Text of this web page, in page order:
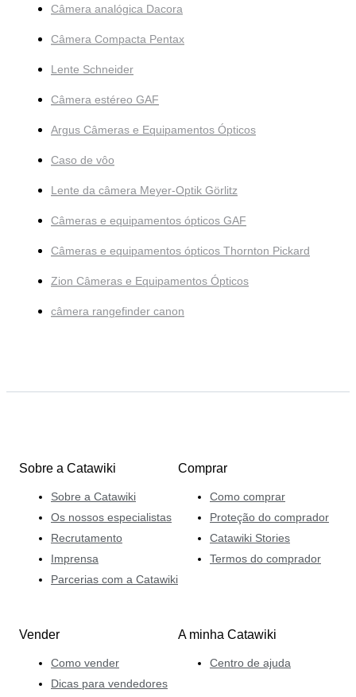
Câmera analógica Dacora
Câmera Compacta Pentax
Lente Schneider
Câmera estéreo GAF
Argus Câmeras e Equipamentos Ópticos
Caso de vôo
Lente da câmera Meyer-Optik Görlitz
Câmeras e equipamentos ópticos GAF
Câmeras e equipamentos ópticos Thornton Pickard
Zion Câmeras e Equipamentos Ópticos
câmera rangefinder canon
Sobre a Catawiki
Sobre a Catawiki
Os nossos especialistas
Recrutamento
Imprensa
Parcerias com a Catawiki
Comprar
Como comprar
Proteção do comprador
Catawiki Stories
Termos do comprador
Vender
Como vender
Dicas para vendedores
A minha Catawiki
Centro de ajuda